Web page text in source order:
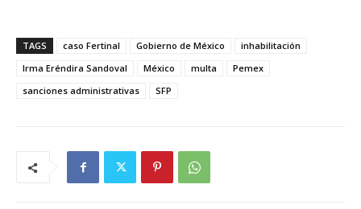
TAGS caso Fertinal Gobierno de México
inhabilitación
Irma Eréndira Sandoval
México multa
Pemex
sanciones administrativas
SFP